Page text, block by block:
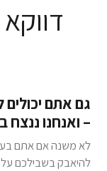
גם אתם
– ואנחנו ננצח
לא משנה אם אתם
להיאבק בשבילכם על